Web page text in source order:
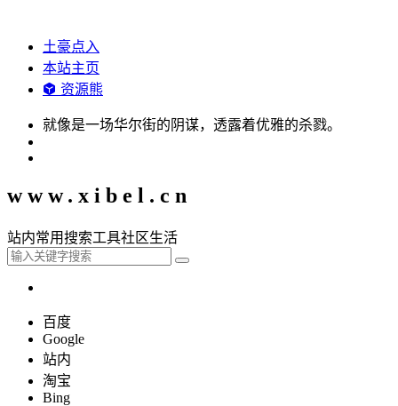
土豪点入
本站主页
资源熊
就像是一场华尔街的阴谋，透露着优雅的杀戮。
www.xibel.cn
站内常用搜索工具社区生活
百度
Google
站内
淘宝
Bing